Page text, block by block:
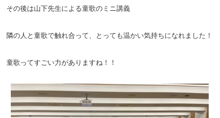
その後は山下先生による童歌のミニ講義
隣の人と童歌で触れ合って、とっても温かい気持ちになれました！
童歌ってすごい力がありますね！！